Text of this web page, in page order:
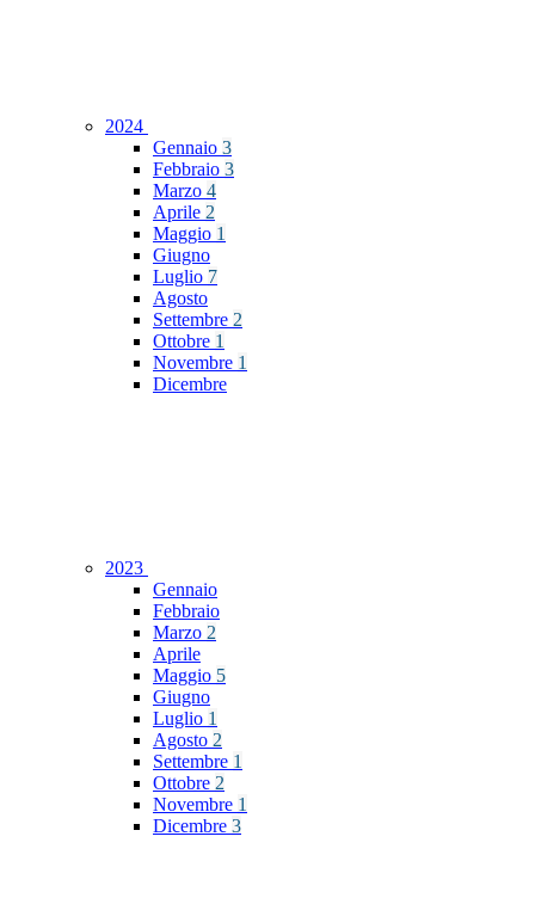
2024
Gennaio 3
Febbraio 3
Marzo 4
Aprile 2
Maggio 1
Giugno
Luglio 7
Agosto
Settembre 2
Ottobre 1
Novembre 1
Dicembre
2023
Gennaio
Febbraio
Marzo 2
Aprile
Maggio 5
Giugno
Luglio 1
Agosto 2
Settembre 1
Ottobre 2
Novembre 1
Dicembre 3